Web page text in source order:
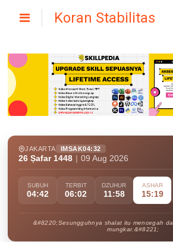
Koran Stabilitas
JAKARTA IMSAK04:32
26 Ṣafar 1448 09 Aug 2026
SUBUH
04:42
TERBIT
06:02
DZUHUR
11:58
ASHAR
15:19
&#8220;Sesungguhnya shalat itu mencegah
mungkar.&#8221;